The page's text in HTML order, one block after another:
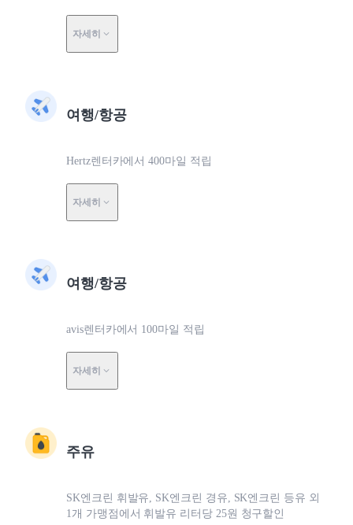
자세히
여행/항공
Hertz렌터카에서 400마일 적립
자세히
여행/항공
avis렌터카에서 100마일 적립
자세히
주유
SK엔크린 휘발유, SK엔크린 경유, SK엔크린 등유 외
1개 가맹점에서 휘발유 리터당 25원 청구할인